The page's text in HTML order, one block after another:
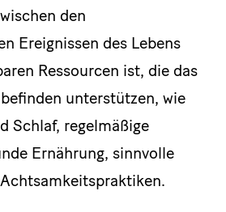
den
Ereignissen des Lebens
Ressourcen ist, die das
unterstützen, wie
Schlaf, regelmäßige
Ernährung, sinnvolle